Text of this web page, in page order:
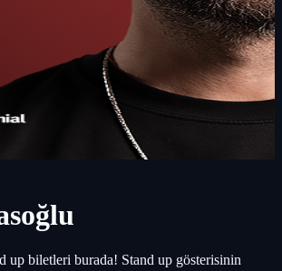
up biletleri burada! Stand up gösterisinin